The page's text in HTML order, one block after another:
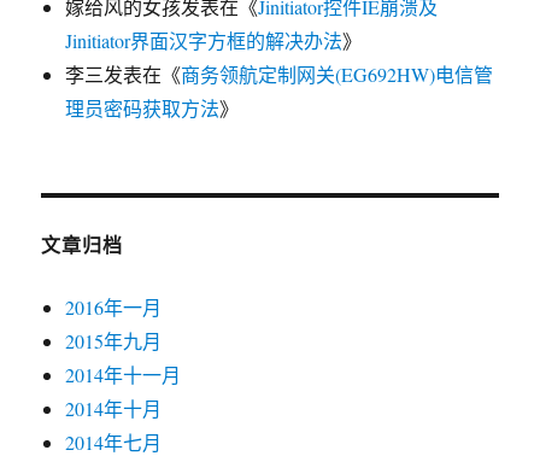
嫁给风的女孩发表在《Jinitiator控件IE崩溃及
Jinitiator界面汉字方框的解决办法》
李三发表在《商务领航定制网关(EG692HW)电信管
理员密码获取方法》
文章归档
2016年一月
2015年九月
2014年十一月
2014年十月
2014年七月